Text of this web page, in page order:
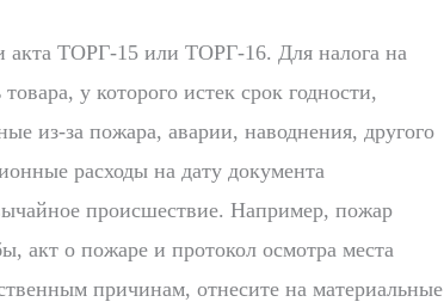
акта ТОРГ-15 или ТОРГ-16. Для налога на
у которого истек срок годности,
из-за пожара, аварии, наводнения, другого
расходы на дату документа
происшествие. Например, пожар
акт о пожаре и протокол осмотра места
причинам, отнесите на материальные